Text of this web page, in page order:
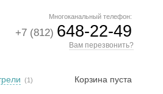
Многоканальный телефон:
+7 (812) 648-22-49
Вам перезвонить?
Корзина пуста
(1)